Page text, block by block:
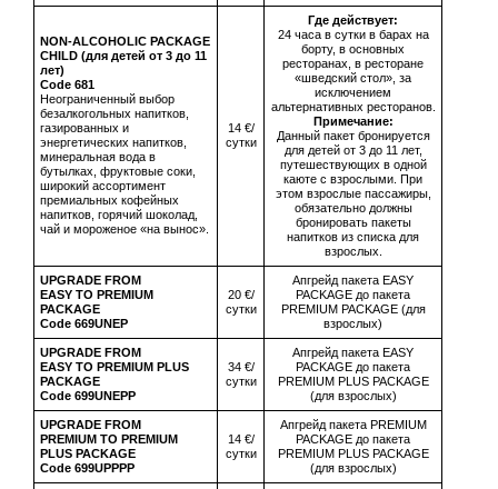
NON-ALCOHOLIC PACKAGE
CHILD (для детей от 3 до 11
лет)
Сode 681
Неограниченный выбор
безалкогольных напитков,
газированных и
энергетических напитков,
минеральная вода в
бутылках, фруктовые соки,
широкий ассортимент
премиальных кофейных
напитков, горячий шоколад,
чай и мороженое «на вынос».
14 €/
сутки
Где действует:
24 часа в сутки в барах на
борту, в основных
ресторанах, в ресторане
«шведский стол», за
исключением
альтернативных ресторанов.
Примечание:
Данный пакет бронируется
для детей от 3 до 11 лет,
путешествующих в одной
каюте с взрослыми. При
этом взрослые пассажиры,
обязательно должны
бронировать пакеты
напитков из списка для
взрослых.
UPGRADE FROM
EASY TO PREMIUM
PACKAGE
Code 669UNEP
20 €/
сутки
Апгрейд пакета EASY
PACKAGE до пакета
PREMIUM PACKAGE (для
взрослых)
UPGRADE FROM
EASY TO PREMIUM PLUS
PACKAGE
Code 699UNEPP
34 €/
сутки
Апгрейд пакета EASY
PACKAGE до пакета
PREMIUM PLUS PACKAGE
(для взрослых)
UPGRADE FROM
PREMIUM TO PREMIUM
PLUS PACKAGE
Code 699UPPPP
14 €/
сутки
Апгрейд пакета PREMIUM
PACKAGE до пакета
PREMIUM PLUS PACKAGE
(для взрослых)